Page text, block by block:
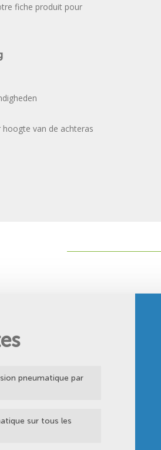
fiche produit pour
van de achteras
pneumatique par
chargé
sur tous les